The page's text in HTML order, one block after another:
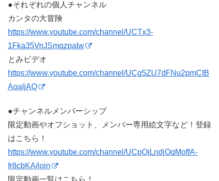
●それぞれの個人チャンネル
カンタの大冒険
https://www.youtube.com/channel/UCTx3-
1Fka35VriJSmqzpaIw
とみビデオ
https://www.youtube.com/channel/UCg5ZU7dFNu2pmCIB
AoaIjAQ
●チャンネルメンバーシップ
限定動画やオフショット、メンバー専用絵文字など！登録
はこちら！
https://www.youtube.com/channel/UCpOjLndjOqMoffA-
fr8cbKA/join